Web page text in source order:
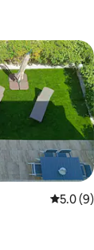
คะแนนเ
5.0 (9)